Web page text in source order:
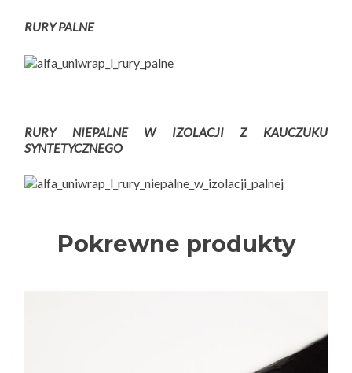
RURY PALNE
RURY NIEPALNE W IZOLACJI Z KAUCZUKU
SYNTETYCZNEGO
Pokrewne produkty